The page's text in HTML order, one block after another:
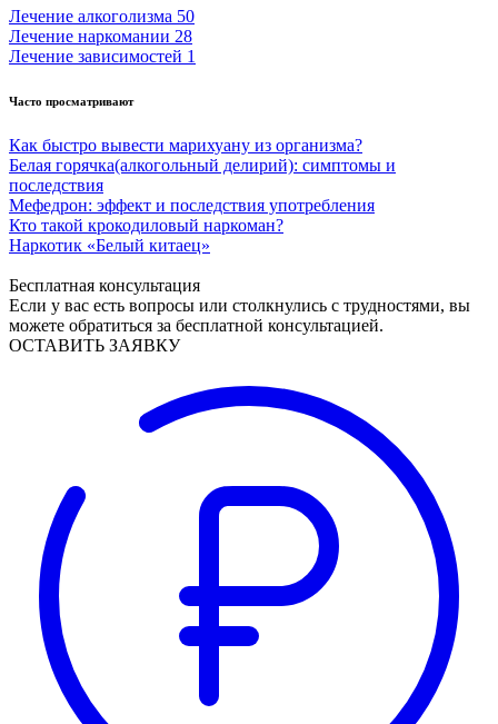
Лечение алкоголизма 50
Лечение наркомании 28
Лечение зависимостей 1
Часто просматривают
Как быстро вывести марихуану из организма?
Белая горячка(алкогольный делирий): симптомы и
последствия
Мефедрон: эффект и последствия употребления
Кто такой крокодиловый наркоман?
Наркотик «Белый китаец»
Бесплатная консультация
Если у вас есть вопросы или столкнулись с трудностями, вы
можете обратиться за бесплатной консультацией.
ОСТАВИТЬ ЗАЯВКУ